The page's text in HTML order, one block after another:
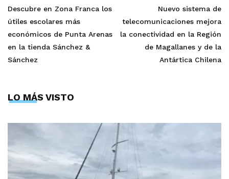
Descubre en Zona Franca los
útiles escolares más
económicos de Punta Arenas
en la tienda Sánchez &
Sánchez
Nuevo sistema de
telecomunicaciones mejora
la conectividad en la Región
de Magallanes y de la
Antártica Chilena
LO MÁS VISTO